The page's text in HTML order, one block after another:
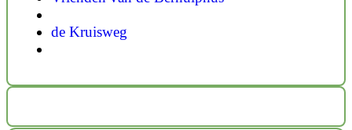
de Kruisweg